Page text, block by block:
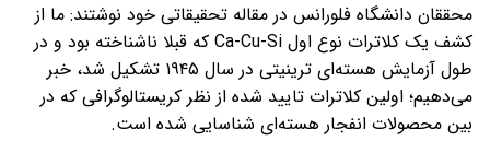
محققان دانشگاه فلورانس در مقاله تحقیقاتی خود نوشتند: ما از
کشف یک کلاترات نوع اول Ca-Cu-Si که قبلا ناشناخته بود و در
طول آزمایش هسته‌ای ترینیتی در سال ۱۹۴۵ تشکیل شد، خبر
می‌دهیم؛ اولین کلاترات تایید شده از نظر کریستالوگرافی که در
بین محصولات انفجار هسته‌ای شناسایی شده است.